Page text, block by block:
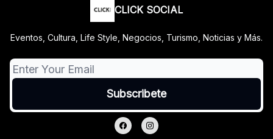
CLICK SOCIAL
Eventos, Cultura, Life Style, Negocios, Turismo, Noticias y Más.